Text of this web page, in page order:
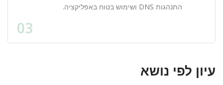
התנהגות DNS ושימוש בטוח באפליקציה.
03
עיון לפי נושא